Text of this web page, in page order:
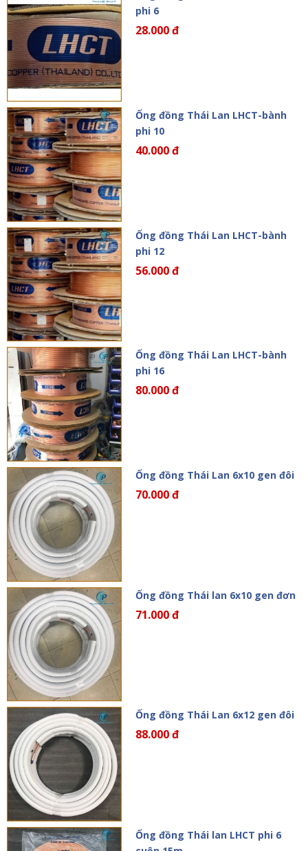
phi 6
28.000 đ
Ống đồng Thái Lan LHCT-bành
phi 10
40.000 đ
Ống đồng Thái Lan LHCT-bành
phi 12
56.000 đ
Ống đồng Thái Lan LHCT-bành
phi 16
80.000 đ
Ống đồng Thái Lan 6x10 gen đôi
70.000 đ
Ống đồng Thái lan 6x10 gen đơn
71.000 đ
Ống đồng Thái Lan 6x12 gen đôi
88.000 đ
Ống đồng Thái lan LHCT phi 6